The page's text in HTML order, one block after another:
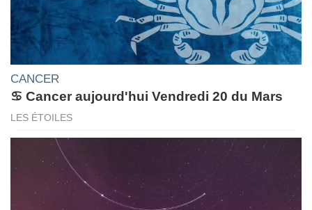
CANCER
♋ Cancer aujourd'hui Vendredi 20 du Mars
LES ÉTOILES